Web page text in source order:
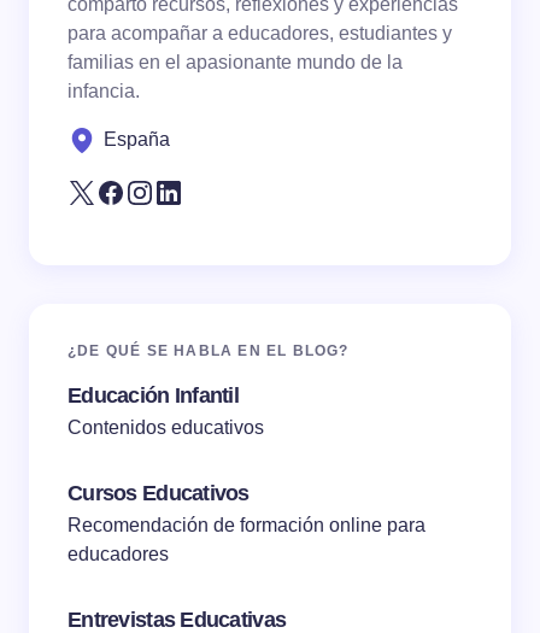
Save my name and email in this browser for the
comparto recursos, reflexiones y experiencias
para acompañar a educadores, estudiantes y
familias en el apasionante mundo de la
infancia.
España
¿DE QUÉ SE HABLA EN EL BLOG?
Educación Infantil
Contenidos educativos
Cursos Educativos
Recomendación de formación online para
educadores
Entrevistas Educativas